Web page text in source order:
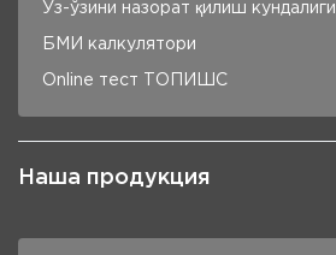
Ўз-ўзини назорат қилиш кундалиги
БМИ калкулятори
Online тест ТОПИШC
Наша продукция